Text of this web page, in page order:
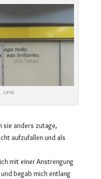
Linie
sie anders zutage,
aufzufallen und als
mit einer Anstrengung
begab mich entlang